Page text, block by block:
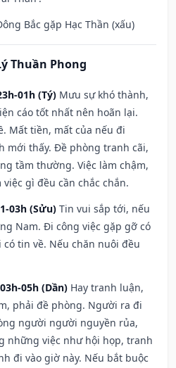
Bắc gặp Hạc Thần (xấu)
Thuần Phong
01h (Tý) Mưu sự khó thành,
cáo tốt nhất nên hoãn lại.
Mất tiền, mất của nếu đi
mới thấy. Đề phòng tranh cãi,
tầm thường. Việc làm chậm,
gì đều cần chắc chắn.
03h (Sửu) Tin vui sắp tới, nếu
Nam. Đi công việc gặp gỡ có
tin về. Nếu chăn nuôi đều
05h (Dần) Hay tranh luận,
phải đề phòng. Người ra đi
người người nguyền rủa,
những việc như hội họp, tranh
đi vào giờ này. Nếu bắt buộc